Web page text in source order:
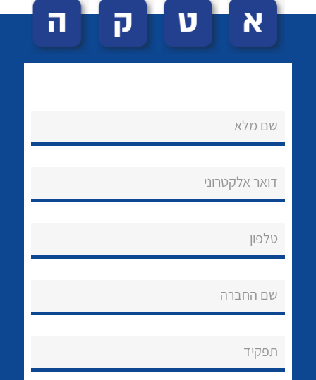
הצוות שלנו
שירותי תמיכה
לכל מוצרי היצרן לכל מוצרי היצרן
שם מלא
דואר אלקטרוני
טלפון
שם החברה
תפקיד